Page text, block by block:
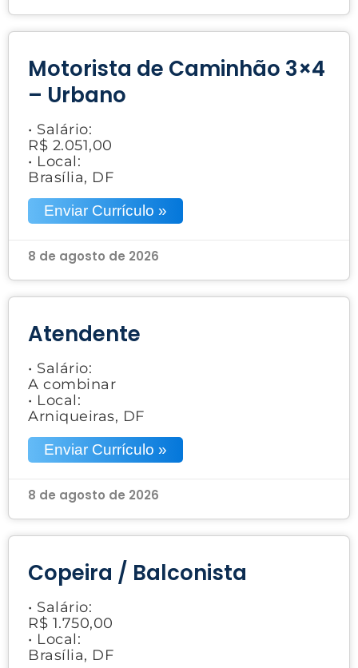
Motorista de Caminhão 3×4
– Urbano
• Salário:
R$ 2.051,00
• Local:
Brasília, DF
Enviar Currículo »
8 de agosto de 2026
Atendente
• Salário:
A combinar
• Local:
Arniqueiras, DF
Enviar Currículo »
8 de agosto de 2026
Copeira / Balconista
• Salário:
R$ 1.750,00
• Local:
Brasília, DF